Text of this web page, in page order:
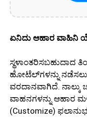
ಏನಿದು ಆಹಾರ ವಾಹಿನಿ
ಸ್ಥಳಾಂತರಿಸಬಹುದಾದ
ಹೋಟೆಲ್‌ಗಳನ್ನು
ವರದಾನವಾಗಿದೆ. ನಾಲ್ಕು
ವಾಹನಗಳನ್ನು ಆಹಾರ
(Customize)